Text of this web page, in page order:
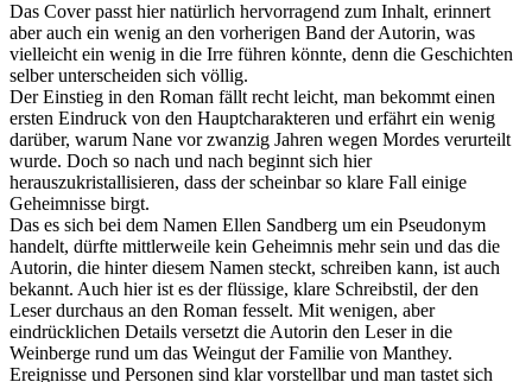
Das Cover passt hier natürlich hervorragend zum Inhalt, erinnert
aber auch ein wenig an den vorherigen Band der Autorin, was
vielleicht ein wenig in die Irre führen könnte, denn die Geschichten
selber unterscheiden sich völlig.
Der Einstieg in den Roman fällt recht leicht, man bekommt einen
ersten Eindruck von den Hauptcharakteren und erfährt ein wenig
darüber, warum Nane vor zwanzig Jahren wegen Mordes verurteilt
wurde. Doch so nach und nach beginnt sich hier
herauszukristallisieren, dass der scheinbar so klare Fall einige
Geheimnisse birgt.
Das es sich bei dem Namen Ellen Sandberg um ein Pseudonym
handelt, dürfte mittlerweile kein Geheimnis mehr sein und das die
Autorin, die hinter diesem Namen steckt, schreiben kann, ist auch
bekannt. Auch hier ist es der flüssige, klare Schreibstil, der den
Leser durchaus an den Roman fesselt. Mit wenigen, aber
eindrücklichen Details versetzt die Autorin den Leser in die
Weinberge rund um das Weingut der Familie von Manthey.
Ereignisse und Personen sind klar vorstellbar und man tastet sich